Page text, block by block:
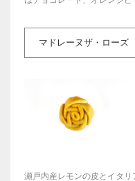
マドレーヌザ・ロー
瀬戸内産レモンの皮とイタ